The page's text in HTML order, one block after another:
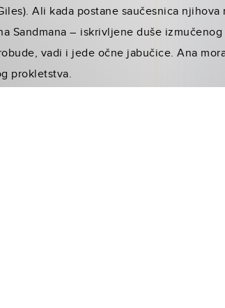
Ali kada postane saučesnica njihova
Sandmana – iskrivljene duše
vadi i jede očne jabučice. Ana
prokletstva.